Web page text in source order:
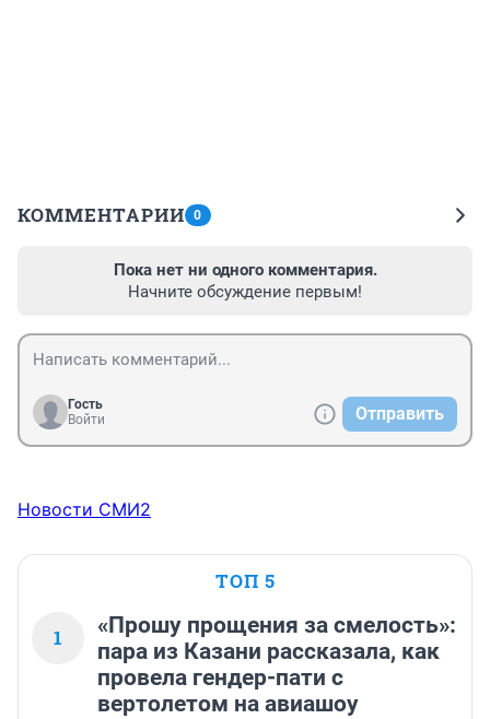
КОММЕНТАРИИ 0
Пока нет ни одного комментария.
Начните обсуждение первым!
Гость
Войти
Отправить
Новости СМИ2
ТОП 5
1
«Прошу прощения за смелость»:
пара из Казани рассказала, как
провела гендер-пати с
вертолетом на авиашоу